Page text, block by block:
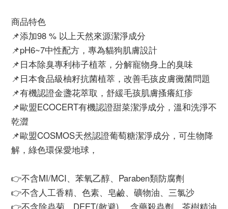
商品特色
📌添加98 % 以上天然來源潔淨成分
📌pH6~7中性配方，專為貓狗肌膚設計
📌日本除臭專利柿子植萃，分解寵物身上的臭味
📌日本食品級柚籽抗菌植萃，改善毛孩皮膚黴菌問題
📌有機認證金盞花萃取，舒緩毛孩肌膚搔癢紅疹
📌歐盟ECOCERT有機認證甜菜潔淨成分，溫和洗淨不
乾澀
📌歐盟COSMOS天然認證葡萄糖潔淨成分，可生物降
解，綠色環保愛地球，
👉不含MI/MCI、苯氧乙醇、Paraben類防腐劑
👉不含人工香精、色素、皂鹼、礦物油、三氯沙